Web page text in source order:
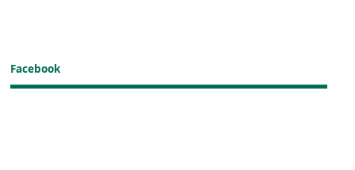
Facebook